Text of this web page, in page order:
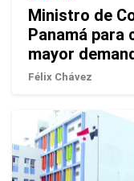
Ministro de
Panamá
mayor
Félix Chávez